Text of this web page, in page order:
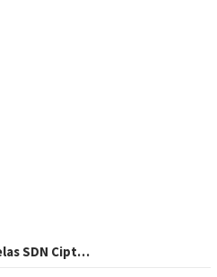
SDN Cipt…